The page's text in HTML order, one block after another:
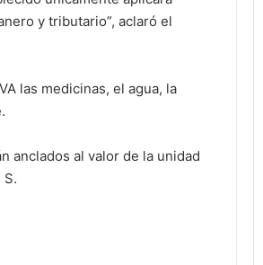
y tributario”, aclaró el
las medicinas, el agua, la
anclados al valor de la unidad